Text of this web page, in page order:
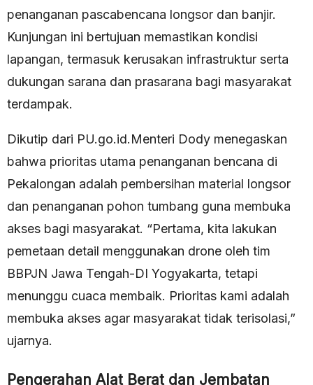
penanganan pascabencana longsor dan banjir.
Kunjungan ini bertujuan memastikan kondisi
lapangan, termasuk kerusakan infrastruktur serta
dukungan sarana dan prasarana bagi masyarakat
terdampak.
Dikutip dari PU.go.id.Menteri Dody menegaskan
bahwa prioritas utama penanganan bencana di
Pekalongan adalah pembersihan material longsor
dan penanganan pohon tumbang guna membuka
akses bagi masyarakat. “Pertama, kita lakukan
pemetaan detail menggunakan drone oleh tim
BBPJN Jawa Tengah-DI Yogyakarta, tetapi
menunggu cuaca membaik. Prioritas kami adalah
membuka akses agar masyarakat tidak terisolasi,”
ujarnya.
Pengerahan Alat Berat dan Jembatan